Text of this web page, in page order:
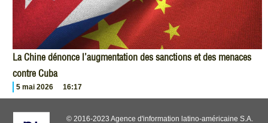
La Chine dénonce l’augmentation des sanctions et des menaces
contre Cuba
5 mai 2026 16:17
© 2016-2023 Agence d'information latino-américaine S.A.